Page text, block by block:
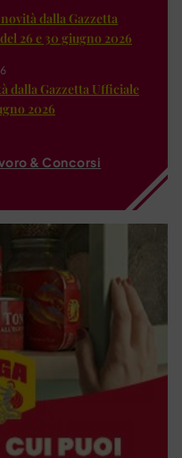
dalla Gazzetta
26 e 30 giugno 2026
dalla Gazzetta Ufficiale
2026
& Concorsi